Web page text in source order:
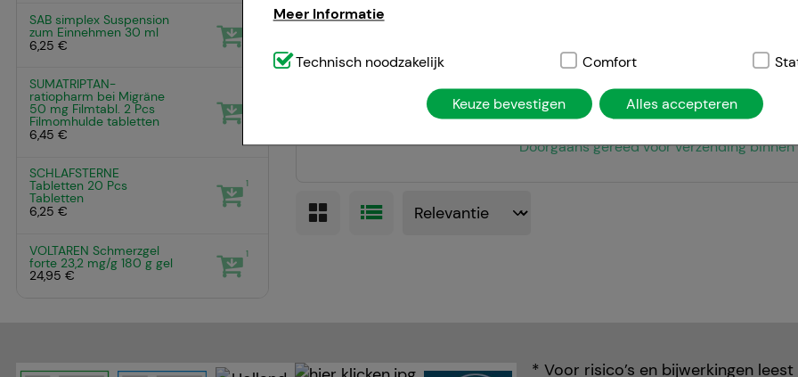
Meer Informatie
Technisch noodzakelijk:Dit zijn cookies die noodzakelijk zijn voor de
website (bv. navigatie, winkelwagentje, klantenaccount), daarom kunnen deze
Deze cookies worden gebruikt om de winkelervaring nog aantrekkelijker
voorkeursgedrag (bijv. taalinstellingen). Comfort cookies stellen ons ook in staat
Technisch noodzakelijk Comfort
Keuze bevestigen Alles accepteren
Pleister, transdermaal
00110065
Doorgaans gereed voor verzending
SAB simplex Suspension
zum Einnehmen30 ml
6,25 €
SUMATRIPTAN-
ratiopharm bei Migräne
50 mg Filmtabl. 2 Pcs
Filmomhulde tabletten
6,45 €
SCHLAFSTERNE
Tabletten 20 Pcs
Tabletten
6,25 €
1
VOLTAREN Schmerzgel
forte 23,2 mg/g180 ggel
24,95 €
1
* Voor risico’s en bijwerkingen